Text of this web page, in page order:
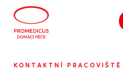
KONTAKTNÍ PRACOVIŠTĚ